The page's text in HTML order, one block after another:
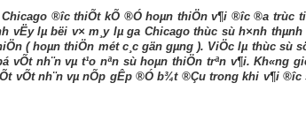
®­îc thiÕt kÕ ®Ó hoµn thiÖn v¶i ®­îc ®­a trùc
lµ bëi v× m¸y lµ ga Chicago thùc sù h×nh
( hoµn thiÖn mét c¸c gän gµng ). ViÖc lµ thùc sù
nh¨n vµ t¹o nªn sù hoµn thiÖn trªn v¶i. Kh«ng
vÕt nh¨n vµ nÕp gÊp ®Ó b¾t ®Çu trong khi v¶i